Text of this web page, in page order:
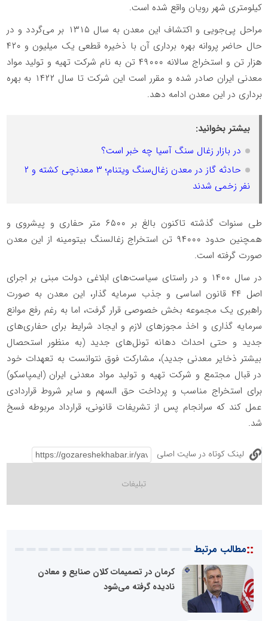
کیلومتری شهر رویان واقع شده است.
مراحل پی‌جویی و اکتشاف این معدن به سال ۱۳۱۵ بر می‌گردد و در
حال حاضر پروانه بهره برداری آن با ذخیره قطعی یک میلیون و ۴۲۰
هزار تن و استخراج سالانه ۴۹۰۰۰ تن به نام شرکت تهیه و تولید مواد
معدنی ایران صادر شده و مقرر است این شرکت تا سال ۱۴۲۲ به بهره
برداری در این معدن ادامه دهد.
بیشتر بخوانید:
در بازار زغال سنگ آسیا چه خبر است؟
حادثه گاز در معدن زغال‌سنگ ویتنام؛ ۳ معدنچی کشته و ۲
نفر زخمی شدند
طی سنوات گذشته تاکنون بالغ بر ۶۵۰۰ متر حفاری و پیشروی و
همچنین حدود ۹۴۰۰۰ تن استخراج زغالسنگ بیتومینه از این معدن
صورت گرفته است.
در سال ۱۴۰۰ و در راستای سیاست‌های ابلاغی دولت مبنی بر اجرای
اصل ۴۴ قانون اساسی و جذب سرمایه گذار، این معدن به صورت
راهبری یک مجموعه بخش خصوصی قرار گرفت، اما به رغم رفع موانع
سرمایه گذاری و اخذ مجوز‌های لازم و ایجاد شرایط برای حفاری‌های
جدید و حتی احداث دهانه تونل‌های جدید (به منظور استحصال
بیشتر ذخایر معدنی جدید)، مشارکت فوق نتوانست به تعهدات خود
در قبال مجتمع و شرکت تهیه و تولید مواد معدنی ایران (ایمپاسکو)
برای استخراج مناسب و پرداخت حق السهم و سایر شروط قراردادی
عمل کند که سرانجام پس از تشریفات قانونی، قرارداد مربوطه فسخ
شد.
لینک کوتاه در سایت اصلی
::مطالب مرتبط
کرمان در تصمیمات کلان صنایع و معادن
نادیده گرفته می‌شود